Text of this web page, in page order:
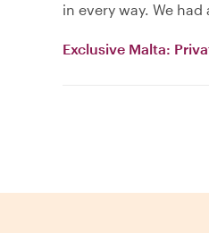
in every way. We
Exclusive Malta: